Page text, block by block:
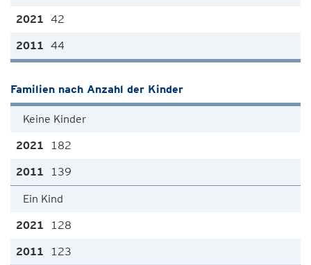
42
44
Familien nach Anzahl der Kinder
Keine Kinder
182
139
Ein Kind
128
123